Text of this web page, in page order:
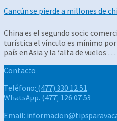
Cancún se pierde a millones de
China es el segundo socio
turística el vínculo es mínimo
país en Asia y la falta de vuelos …
Contacto
Teléfono: (477) 330 12 51
WhatsApp: (477) 126 07 53
Email: